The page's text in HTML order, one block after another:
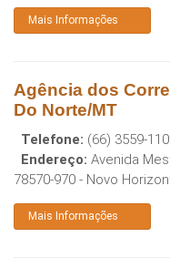
Mais Informações
Agência dos
Do Norte/MT
Telefone: (66) 3559-
Endereço: Avenida
78570-970 - Novo
Mais Informações